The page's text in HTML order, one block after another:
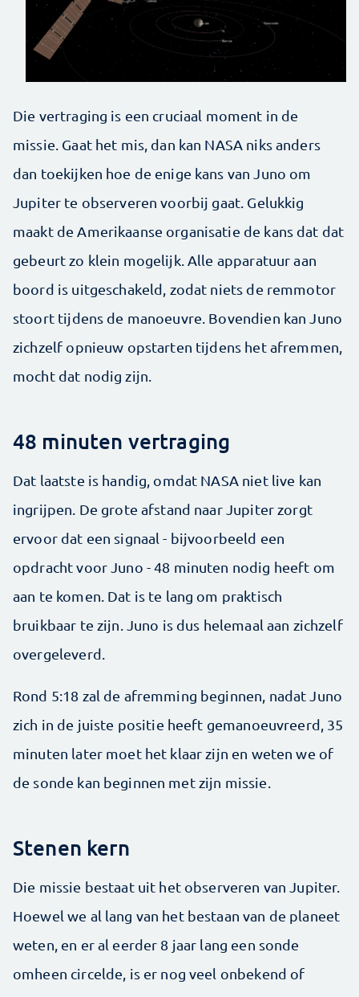
Die vertraging is een cruciaal moment in de
missie. Gaat het mis, dan kan NASA niks anders
dan toekijken hoe de enige kans van Juno om
Jupiter te observeren voorbij gaat. Gelukkig
maakt de Amerikaanse organisatie de kans dat dat
gebeurt zo klein mogelijk. Alle apparatuur aan
boord is uitgeschakeld, zodat niets de remmotor
stoort tijdens de manoeuvre. Bovendien kan Juno
zichzelf opnieuw opstarten tijdens het afremmen,
mocht dat nodig zijn.
48 minuten vertraging
Dat laatste is handig, omdat NASA niet live kan
ingrijpen. De grote afstand naar Jupiter zorgt
ervoor dat een signaal - bijvoorbeeld een
opdracht voor Juno - 48 minuten nodig heeft om
aan te komen. Dat is te lang om praktisch
bruikbaar te zijn. Juno is dus helemaal aan zichzelf
overgeleverd.
Rond 5:18 zal de afremming beginnen, nadat Juno
zich in de juiste positie heeft gemanoeuvreerd, 35
minuten later moet het klaar zijn en weten we of
de sonde kan beginnen met zijn missie.
Stenen kern
Die missie bestaat uit het observeren van Jupiter.
Hoewel we al lang van het bestaan van de planeet
weten, en er al eerder 8 jaar lang een sonde
omheen circelde, is er nog veel onbekend of